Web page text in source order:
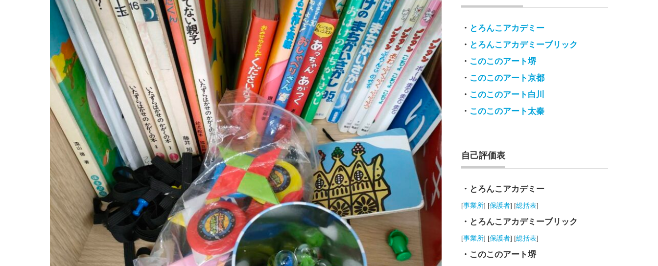
・ とろんこアカデミー
・ とろんこアカデミーブリック
・ このこのアート堺
・ このこのアート京都
・ このこのアート白川
・ このこのアート太秦
自己評価表
・とろんこアカデミー
[事業所] [保護者] [総括表]
・とろんこアカデミーブリック
[事業所] [保護者] [総括表]
・このこのアート堺